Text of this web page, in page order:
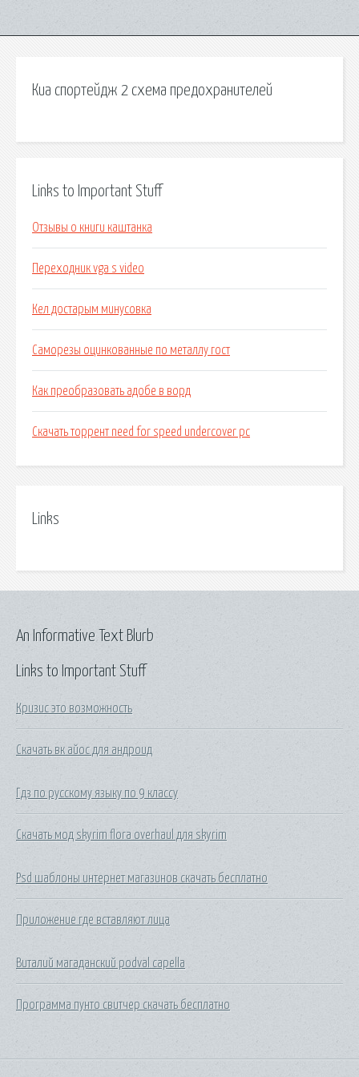
Киа спортейдж 2 схема предохранителей
Links to Important Stuff
Отзывы о книги каштанка
Переходник vga s video
Кел достарым минусовка
Саморезы оцинкованные по металлу гост
Как преобразовать адобе в ворд
Скачать торрент need for speed undercover pc
Links
Links to Important Stuff
Кризис это возможность
Скачать вк айос для андроид
Гдз по русскому языку по 9 классу
Скачать мод skyrim flora overhaul для skyrim
Psd шаблоны интернет магазинов скачать бесплатно
Приложение где вставляют лица
Виталий магаданский podval capella
Программа пунто свитчер скачать бесплатно
An Informative Text Blurb